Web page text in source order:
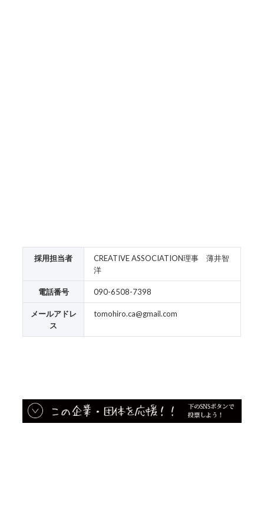
採用担当者
CREATIVE ASSOCIATION理事 薄井智
洋
電話番号 090-6508-7398
メールアドレ
ス
tomohiro.ca@gmail.com